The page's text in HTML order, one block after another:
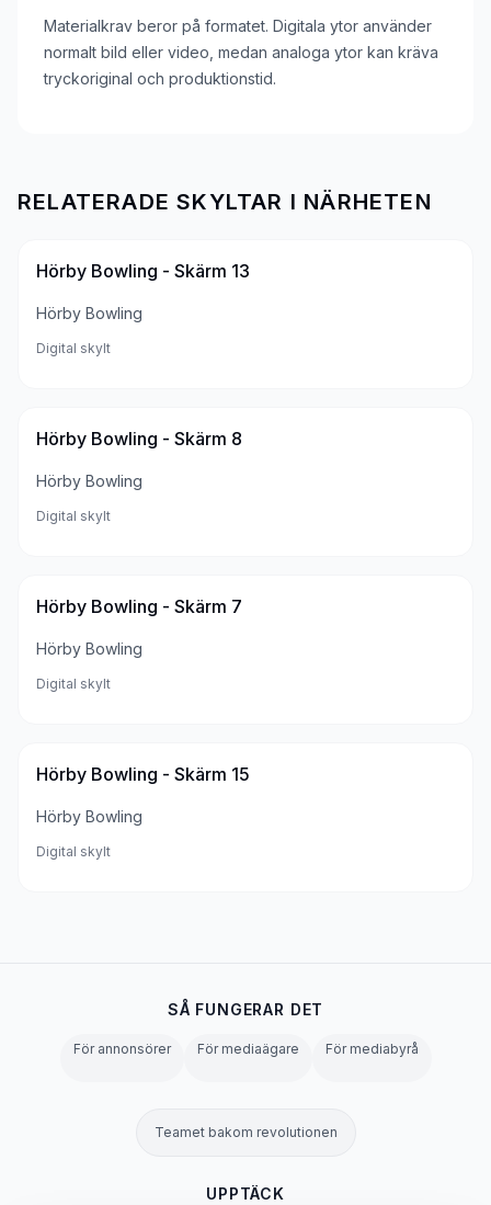
Materialkrav beror på formatet. Digitala ytor använder
normalt bild eller video, medan analoga ytor kan kräva
tryckoriginal och produktionstid.
RELATERADE SKYLTAR I NÄRHETEN
Hörby Bowling - Skärm 13
Hörby Bowling
Digital skylt
Hörby Bowling - Skärm 8
Hörby Bowling
Digital skylt
Hörby Bowling - Skärm 7
Hörby Bowling
Digital skylt
Hörby Bowling - Skärm 15
Hörby Bowling
Digital skylt
SÅ FUNGERAR DET
För annonsörer För mediaägare För mediabyrå
Teamet bakom revolutionen
UPPTÄCK